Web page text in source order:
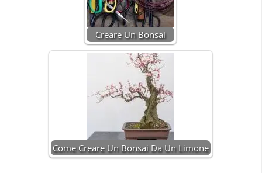
Creare Un Bonsai
Come Creare Un Bonsai Da Un Limone